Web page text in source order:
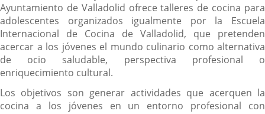
aplicación
externa.
Ayuntamiento de Valladolid ofrece talleres de cocina para
adolescentes organizados igualmente por la Escuela
Internacional de Cocina de Valladolid, que pretenden
acercar a los jóvenes el mundo culinario como alternativa
de ocio saludable, perspectiva profesional o
enriquecimiento cultural.
Los objetivos son generar actividades que acerquen la
cocina a los jóvenes en un entorno profesional con